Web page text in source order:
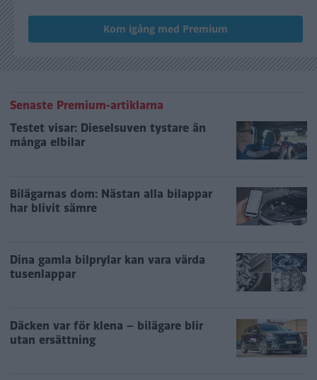
Kom igång med Premium
Senaste Premium-artiklarna
Testet visar: Dieselsuven tystare än
många elbilar
Bilägarnas dom: Nästan alla bilappar
har blivit sämre
Dina gamla bilprylar kan vara värda
tusenlappar
Däcken var för klena – bilägare blir
utan ersättning